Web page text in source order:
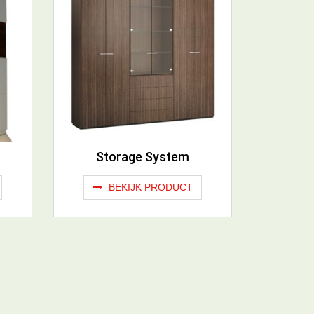
Storage System
BEKIJK PRODUCT